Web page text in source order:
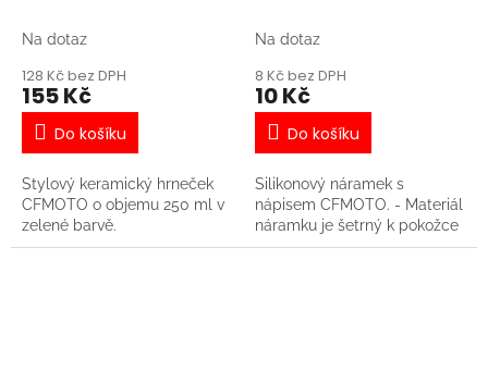
Na dotaz
128 Kč bez DPH
155 Kč
Do košíku
Stylový keramický hrneček
CFMOTO o objemu 250 ml v
zelené barvě.
Na dotaz
8 Kč bez DPH
10 Kč
Do košíku
Silikonový náramek s
nápisem CFMOTO. - Materiál
náramku je šetrný k pokožce